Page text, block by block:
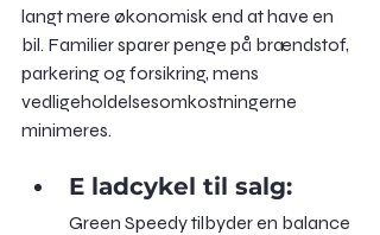
langt mere økonomisk end at have en
bil. Familier sparer penge på brændstof,
parkering og forsikring, mens
vedligeholdelsesomkostningerne
minimeres.
E ladcykel til salg:
Green Speedy tilbyder en balance